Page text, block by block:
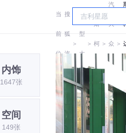
当
前
位
置:
搜
狐
汽
＞
车
型
大
＞
斯
柯 ＞
汽
大
众
斯
柯
达
＞
内饰
1647张
空间
149张